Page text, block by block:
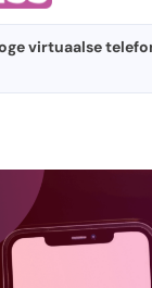
virtuaalse